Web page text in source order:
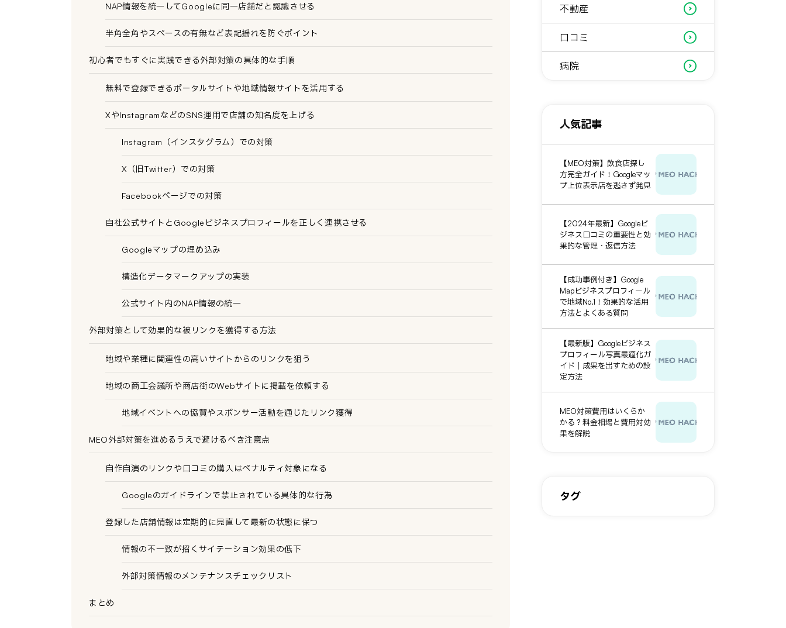
NAP情報を統一してGoogleに同一店舗だと認識させる
半角全角やスペースの有無など表記揺れを防ぐポイント
初心者でもすぐに実践できる外部対策の具体的な手順
無料で登録できるポータルサイトや地域情報サイトを活用する
XやInstagramなどのSNS運用で店舗の知名度を上げる
Instagram（インスタグラム）での対策
X（旧Twitter）での対策
Facebookページでの対策
自社公式サイトとGoogleビジネスプロフィールを正しく連携させる
Googleマップの埋め込み
構造化データマークアップの実装
公式サイト内のNAP情報の統一
外部対策として効果的な被リンクを獲得する方法
地域や業種に関連性の高いサイトからのリンクを狙う
地域の商工会議所や商店街のWebサイトに掲載を依頼する
地域イベントへの協賛やスポンサー活動を通じたリンク獲得
MEO外部対策を進めるうえで避けるべき注意点
自作自演のリンクや口コミの購入はペナルティ対象になる
Googleのガイドラインで禁止されている具体的な行為
登録した店舗情報は定期的に見直して最新の状態に保つ
情報の不一致が招くサイテーション効果の低下
外部対策情報のメンテナンスチェックリスト
まとめ
不動産
口コミ
病院
人気記事
【MEO対策】飲食店探し
方完全ガイド！Googleマッ
プ上位表示店を逃さず発見
【2024年最新】Googleビ
ジネス口コミの重要性と効
果的な管理・返信方法
【成功事例付き】Google
Mapビジネスプロフィール
で地域No.1！効果的な活用
方法とよくある質問
【最新版】Googleビジネス
プロフィール写真最適化ガ
イド｜成果を出すための設
定方法
MEO対策費用はいくらか
かる？料金相場と費用対効
果を解説
タグ